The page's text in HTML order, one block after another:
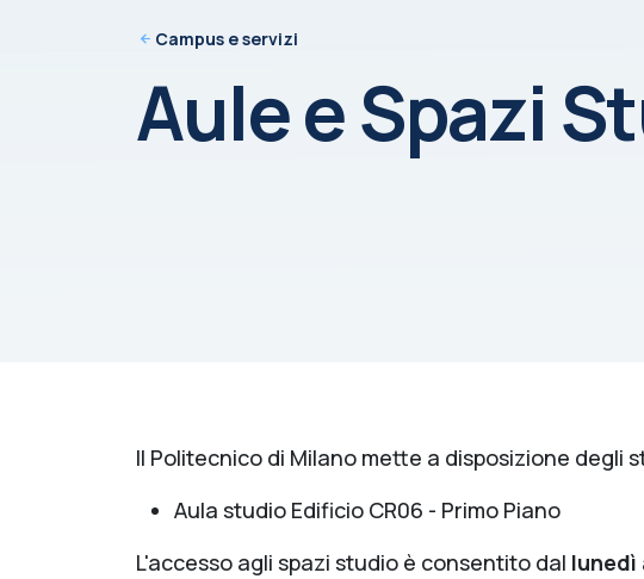
Campus e servizi
Aule e Spazi
Il Politecnico di Milano mette a disposizione degli
Aula studio Edificio CR06 - Primo Piano
L'accesso agli spazi studio è consentito dal lunedì